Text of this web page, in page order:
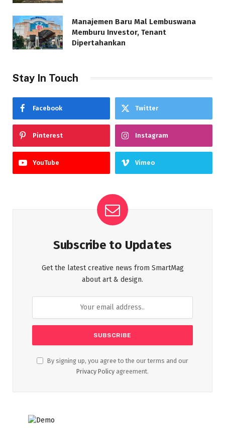
Manajemen Baru Mal Lembuswana
Memburu Investor, Tenant
Dipertahankan
Stay In Touch
Facebook Twitter
Pinterest Instagram
YouTube Vimeo
Subscribe to Updates
Get the latest creative news from SmartMag
about art & design.
By signing up, you agree to the our terms and our
Privacy Policy agreement.